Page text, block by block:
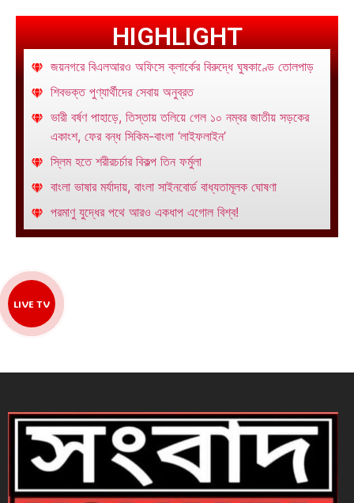
HIGHLIGHT
জয়নগরে বিএলআরও অফিসে ক্লার্কের বিরুদ্ধে ঘুষকাণ্ডে তোলপাড়
শিবভক্ত পুণ্যার্থীদের সেবায় অনুব্রত
ভারী বর্ষণ পাহাড়ে, তিস্তায় তলিয়ে গেল ১০ নম্বর জাতীয় সড়কের
একাংশ, ফের বন্ধ সিকিম-বাংলা ‘লাইফলাইন’
স্লিম হতে শরীরচর্চার বিকল্প তিন ফর্মুলা
বাংলা ভাষার মর্যাদায়, বাংলা সাইনবোর্ড বাধ্যতামূলক ঘোষণা
পরমাণু যুদ্ধের পথে আরও একধাপ এগোল বিশ্ব!
LIVE TV